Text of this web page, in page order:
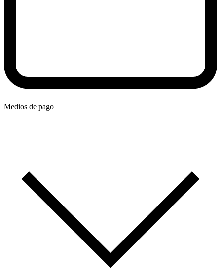
Medios de pago